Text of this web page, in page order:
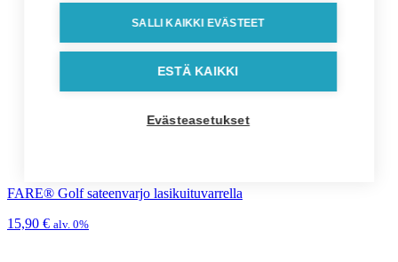
FARE® Golf sateenvarjo lasikuituvarrella
15,90 € alv. 0%
SALLI KAIKKI EVÄSTEET
ESTÄ KAIKKI
Evästeasetukset